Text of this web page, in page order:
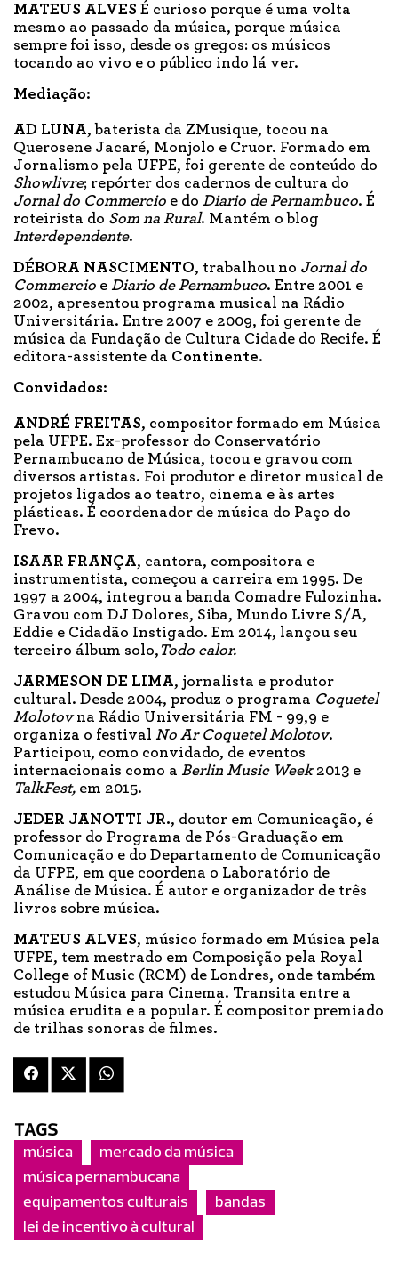
MATEUS ALVES É curioso porque é uma volta
mesmo ao passado da música, porque música
sempre foi isso, desde os gregos: os músicos
tocando ao vivo e o público indo lá ver.
Mediação:
AD LUNA, baterista da ZMusique, tocou na
Querosene Jacaré, Monjolo e Cruor. Formado em
Jornalismo pela UFPE, foi gerente de conteúdo do
Showlivre; repórter dos cadernos de cultura do
Jornal do Commercio e do Diario de Pernambuco. É
roteirista do Som na Rural. Mantém o blog
Interdependente.
DÉBORA NASCIMENTO, trabalhou no Jornal do
Commercio e Diario de Pernambuco. Entre 2001 e
2002, apresentou programa musical na Rádio
Universitária. Entre 2007 e 2009, foi gerente de
música da Fundação de Cultura Cidade do Recife. É
editora-assistente da Continente.
Convidados:
ANDRÉ FREITAS, compositor formado em Música
pela UFPE. Ex-professor do Conservatório
Pernambucano de Música, tocou e gravou com
diversos artistas. Foi produtor e diretor musical de
projetos ligados ao teatro, cinema e às artes
plásticas. É coordenador de música do Paço do
Frevo.
ISAAR FRANÇA, cantora, compositora e
instrumentista, começou a carreira em 1995. De
1997 a 2004, integrou a banda Comadre Fulozinha.
Gravou com DJ Dolores, Siba, Mundo Livre S/A,
Eddie e Cidadão Instigado. Em 2014, lançou seu
terceiro álbum solo, Todo calor.
JARMESON DE LIMA, jornalista e produtor
cultural. Desde 2004, produz o programa Coquetel
Molotovna Rádio Universitária FM - 99,9 e
organiza o festival No Ar Coquetel Molotov.
Participou, como convidado, de eventos
internacionais como a Berlin Music Week2013 e
TalkFest, em 2015.
JEDER JANOTTI JR., doutor em Comunicação, é
professor do Programa de Pós-Graduação em
Comunicação e do Departamento de Comunicação
da UFPE, em que coordena o Laboratório de
Análise de Música. É autor e organizador de três
livros sobre música.
MATEUS ALVES, músico formado em Música pela
UFPE, tem mestrado em Composição pela Royal
College of Music (RCM) de Londres, onde também
estudou Música para Cinema. Transita entre a
música erudita e a popular. É compositor premiado
de trilhas sonoras de filmes.
TAGS
música
mercado da música
música pernambucana
equipamentos culturais
bandas
lei de incentivo à cultural